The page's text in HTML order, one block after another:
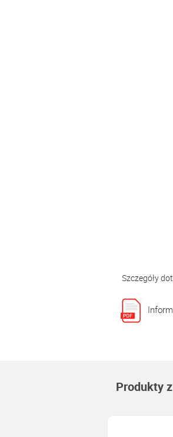
Szczegóły
Produkty